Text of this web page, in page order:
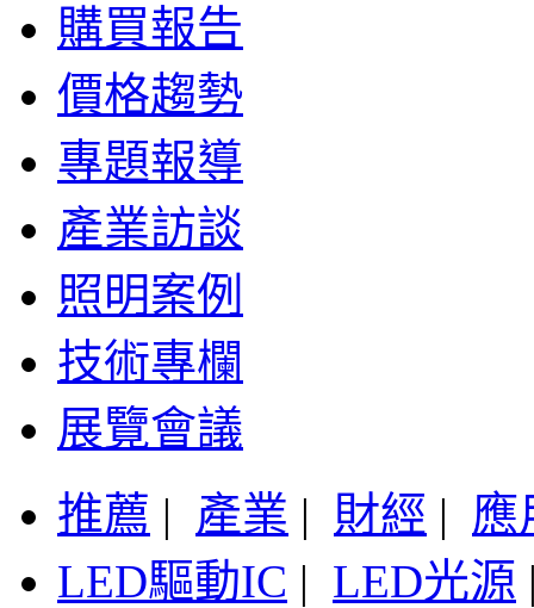
購買報告
價格趨勢
專題報導
產業訪談
照明案例
技術專欄
展覽會議
推薦 | 產業 | 財經 | 應
LED驅動IC | LED光源